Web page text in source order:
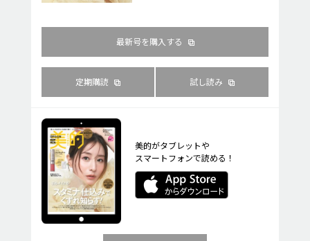
最新号を購入する
定期購読 試し読み
美的がタブレットや
スマートフォンで読める！